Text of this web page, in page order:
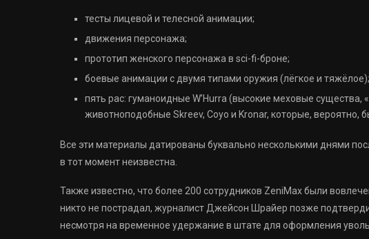
тесты лицевой и телесной анимации;
движения персонажа;
прототип женского персонажа в sci-fi-броне;
боевые анимации с двумя типами оружия (лёгкое и тяжёлое);
пять рас: гуманоидные W’Hurra (высокие меховые существа,
животноподобные Skreev, Coyo и Kronar, которые, вероятно,
Все эти материалы датированы буквально несколькими днями
в тот момент неизвестна.
Также известно, что более 200 сотрудников ZeniMax были
никто не пострадал, журналист Джейсон Шрайер позже
несмотря на временное удержание в штате для оформления